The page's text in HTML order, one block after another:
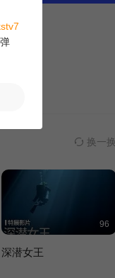
换一换
96
深潜女王